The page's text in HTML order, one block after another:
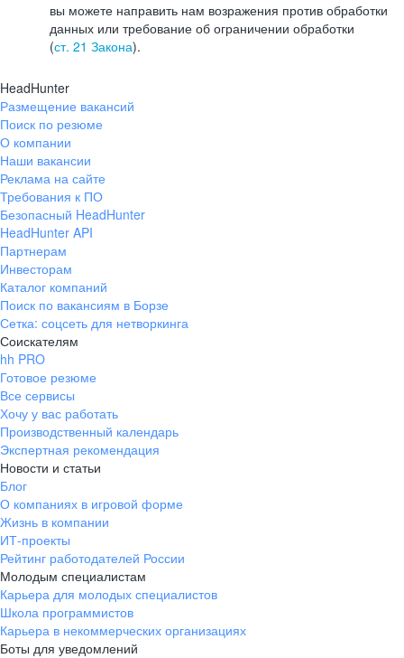
вы можете направить нам возражения против обработки
данных или требование об ограничении обработки
(ст. 21 Закона).
HeadHunter
Размещение вакансий
Поиск по резюме
О компании
Наши вакансии
Реклама на сайте
Требования к ПО
Безопасный HeadHunter
HeadHunter API
Партнерам
Инвесторам
Каталог компаний
Поиск по вакансиям в Борзе
Сетка: соцсеть для нетворкинга
Соискателям
hh PRO
Готовое резюме
Все сервисы
Хочу у вас работать
Производственный календарь
Экспертная рекомендация
Новости и статьи
Блог
О компаниях в игровой форме
Жизнь в компании
ИТ-проекты
Рейтинг работодателей России
Молодым специалистам
Карьера для молодых специалистов
Школа программистов
Карьера в некоммерческих организациях
Боты для уведомлений